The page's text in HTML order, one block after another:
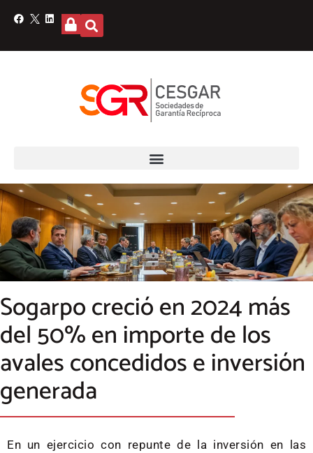
Sogarpo creció en 2024 más
del 50% en importe de los
avales concedidos e inversión
generada
En un ejercicio con repunte de la inversión en las